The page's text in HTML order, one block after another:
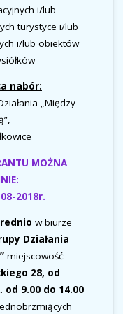
i/lub
turystyce i/lub
i/lub obiektów
nabór:
„Między
MOŻNA
2018r.
w biurze
Działania
miejscowość:
28, od
od 9.00 do 14.00